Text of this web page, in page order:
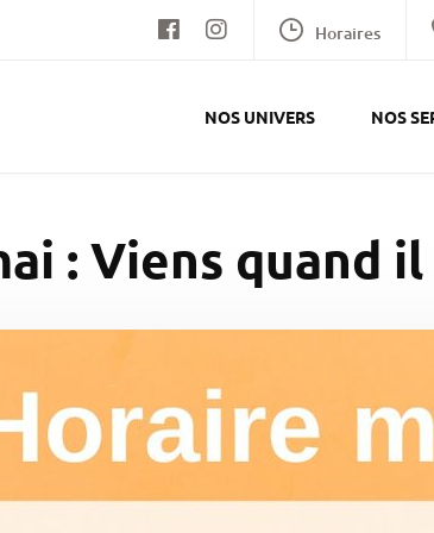
Horaires
NOS UNIVERS NOS
: Viens quand